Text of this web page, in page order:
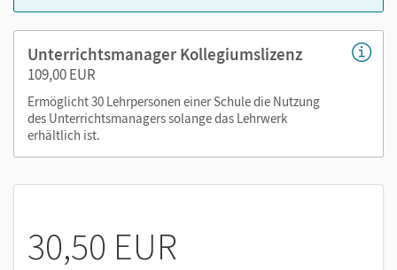
Lernpläne
Arbeitsheft
Nutzen Sie den Unterrichtsmanager auf lernen.cornelsen.de
oder über die Cornelsen Lernen App.
Unterrichtsmanager Kollegiumslizenz
109,00 EUR
Ermöglicht 30 Lehrpersonen einer Schule die Nutzung
des Unterrichtsmanagers solange das Lehrwerk
erhältlich ist.
30,50 EUR